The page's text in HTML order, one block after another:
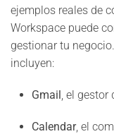
ejemplos reales de
Workspace puede
gestionar tu
incluyen:
Gmail , el
Calendar, el